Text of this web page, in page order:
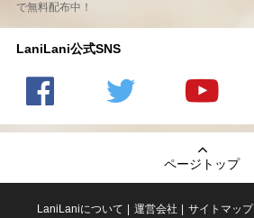
で無料配布中！
LaniLani公式SNS
の
のtwitter
の
Youtube
チャンネ
ページトップ
LaniLaniについて 運営会社 サイトマップ